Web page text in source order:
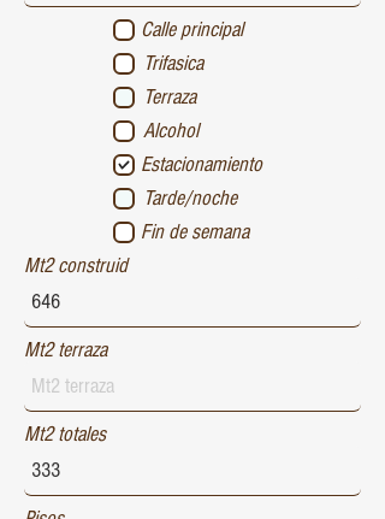
Calle principal
Trifasica
Terraza
Alcohol
Estacionamiento
Tarde/noche
Fin de semana
Mt2 construid
Mt2 terraza
Mt2 totales